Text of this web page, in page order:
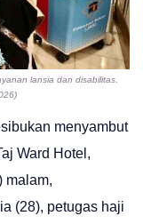
lansia dan disabilitas.
menyambut
Ward Hotel,
malam,
(28), petugas haji